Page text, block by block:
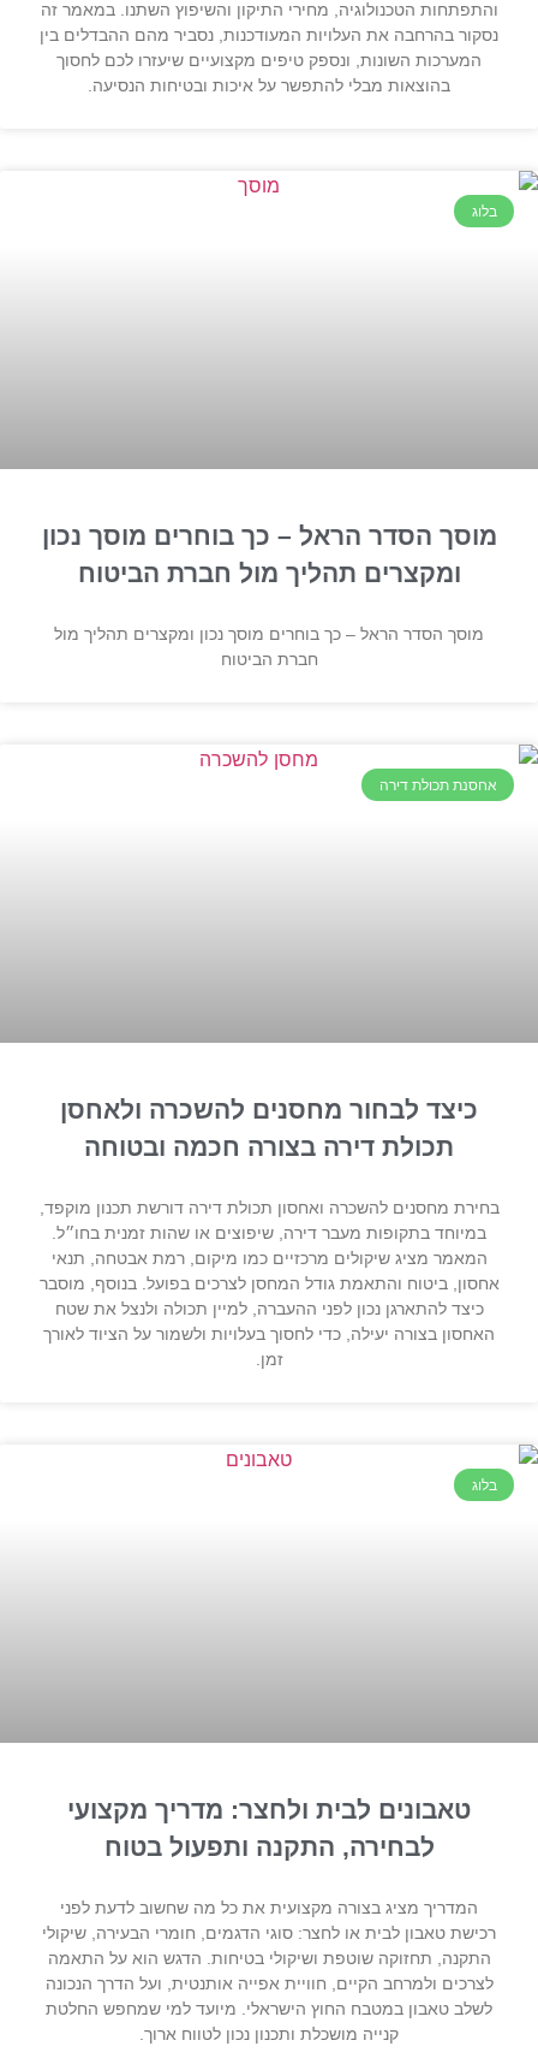
והתפתחות הטכנולוגיה, מחירי התיקון והשיפוץ השתנו. במאמר זה
נסקור בהרחבה את העלויות המעודכנות, נסביר מהם ההבדלים בין
המערכות השונות, ונספק טיפים מקצועיים שיעזרו לכם לחסוך
בהוצאות מבלי להתפשר על איכות ובטיחות הנסיעה.
בלוג
מוסך הסדר הראל – כך בוחרים מוסך נכון
ומקצרים תהליך מול חברת הביטוח
מוסך הסדר הראל – כך בוחרים מוסך נכון ומקצרים תהליך מול
חברת הביטוח
אחסנת תכולת דירה
כיצד לבחור מחסנים להשכרה ולאחסן
תכולת דירה בצורה חכמה ובטוחה
בחירת מחסנים להשכרה ואחסון תכולת דירה דורשת תכנון מוקפד,
במיוחד בתקופות מעבר דירה, שיפוצים או שהות זמנית בחו״ל.
המאמר מציג שיקולים מרכזיים כמו מיקום, רמת אבטחה, תנאי
אחסון, ביטוח והתאמת גודל המחסן לצרכים בפועל. בנוסף, מוסבר
כיצד להתארגן נכון לפני ההעברה, למיין תכולה ולנצל את שטח
האחסון בצורה יעילה, כדי לחסוך בעלויות ולשמור על הציוד לאורך
זמן.
בלוג
טאבונים לבית ולחצר: מדריך מקצועי
לבחירה, התקנה ותפעול בטוח
המדריך מציג בצורה מקצועית את כל מה שחשוב לדעת לפני
רכישת טאבון לבית או לחצר: סוגי הדגמים, חומרי הבעירה, שיקולי
התקנה, תחזוקה שוטפת ושיקולי בטיחות. הדגש הוא על התאמה
לצרכים ולמרחב הקיים, חוויית אפייה אותנטית, ועל הדרך הנכונה
לשלב טאבון במטבח החוץ הישראלי. מיועד למי שמחפש החלטת
קנייה מושכלת ותכנון נכון לטווח ארוך.